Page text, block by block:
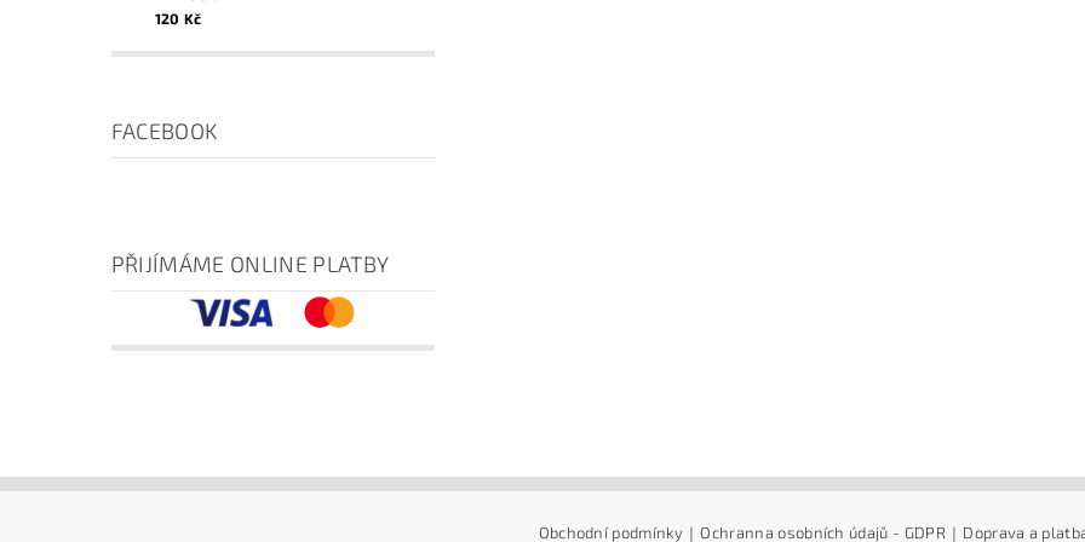
120 Kč
FACEBOOK
PŘIJÍMÁME ONLINE PLATBY
Obchodní podmínky | Ochranna osobních údajů - GDPR | Doprava a